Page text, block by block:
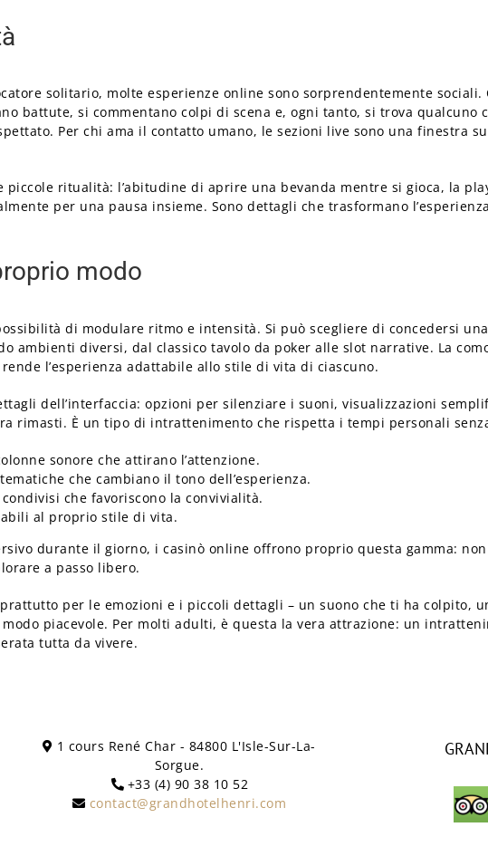
solitario, molte esperienze online sono sorprendentemente
battute, si commentano colpi di scena e, ogni tanto, si trova qualcuno
Per chi ama il contatto umano, le sezioni live sono una finestra
piccole ritualità: l’abitudine di aprire una bevanda mentre si gioca, la
per una pausa insieme. Sono dettagli che trasformano
modo
di modulare ritmo e intensità. Si può scegliere di concedersi
ambienti diversi, dal classico tavolo da poker alle slot narrative. La
l’esperienza adattabile allo stile di vita di ciascuno.
dell’interfaccia: opzioni per silenziare i suoni, visualizzazioni
rimasti. È un tipo di intrattenimento che rispetta i tempi personali
sonore che attirano l’attenzione.
che cambiano il tono dell’esperienza.
che favoriscono la convivialità.
al proprio stile di vita.
durante il giorno, i casinò online offrono proprio questa gamma:
a passo libero.
per le emozioni e i piccoli dettagli – un suono che ti ha colpito,
piacevole. Per molti adulti, è questa la vera attrazione: un
tutta da vivere.
1 cours René Char - 84800 L'Isle-Sur-La-
Sorgue.
+33 (4) 90 38 10 52
contact@grandhotelhenri.com